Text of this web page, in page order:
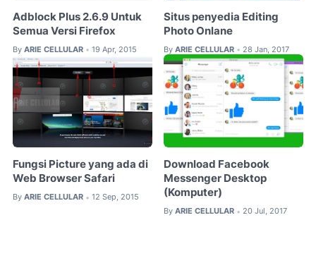
Adblock Plus 2.6.9 Untuk
Semua Versi Firefox
By ARIE CELLULAR • 19 Apr, 2015
Situs penyedia Editing
Photo Onlane
By ARIE CELLULAR • 28 Jan, 2017
Fungsi Picture yang ada di
Web Browser Safari
By ARIE CELLULAR • 12 Sep, 2015
Download Facebook
Messenger Desktop
(Komputer)
By ARIE CELLULAR • 20 Jul, 2017